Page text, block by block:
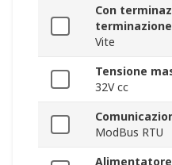
Con
terminazione
Vite
Tensione
32V cc
ModBus RTU